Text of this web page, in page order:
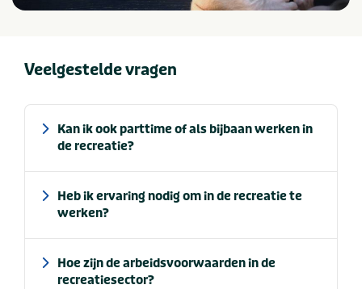
Veelgestelde vragen
Kan ik ook parttime of als bijbaan werken in
de recreatie?
Heb ik ervaring nodig om in de recreatie te
werken?
Hoe zijn de arbeidsvoorwaarden in de
recreatiesector?